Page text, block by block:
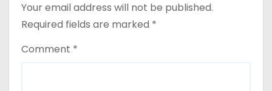
Your email address will not be published.
Required fields are marked *
Comment *